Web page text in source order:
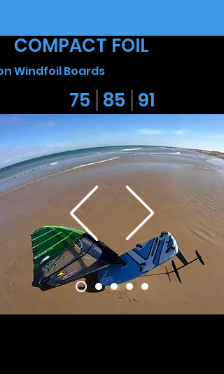
COMPACT FOIL
Windfoil Boards
75 85 91